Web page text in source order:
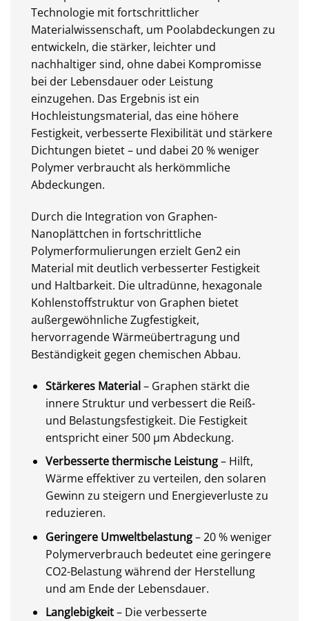
Technologie mit fortschrittlicher
Materialwissenschaft, um Poolabdeckungen zu
entwickeln, die stärker, leichter und
nachhaltiger sind, ohne dabei Kompromisse
bei der Lebensdauer oder Leistung
einzugehen. Das Ergebnis ist ein
Hochleistungsmaterial, das eine höhere
Festigkeit, verbesserte Flexibilität und stärkere
Dichtungen bietet – und dabei 20 % weniger
Polymer verbraucht als herkömmliche
Abdeckungen.
Durch die Integration von Graphen-
Nanoplättchen in fortschrittliche
Polymerformulierungen erzielt Gen2 ein
Material mit deutlich verbesserter Festigkeit
und Haltbarkeit. Die ultradünne, hexagonale
Kohlenstoffstruktur von Graphen bietet
außergewöhnliche Zugfestigkeit,
hervorragende Wärmeübertragung und
Beständigkeit gegen chemischen Abbau.
Stärkeres Material– Graphen stärkt die
innere Struktur und verbessert die Reiß-
und Belastungsfestigkeit. Die Festigkeit
entspricht einer 500 µm Abdeckung.
Verbesserte thermische Leistung– Hilft,
Wärme effektiver zu verteilen, den solaren
Gewinn zu steigern und Energieverluste zu
reduzieren.
Geringere Umweltbelastung– 20 % weniger
Polymerverbrauch bedeutet eine geringere
CO2-Belastung während der Herstellung
und am Ende der Lebensdauer.
Langlebigkeit– Die verbesserte